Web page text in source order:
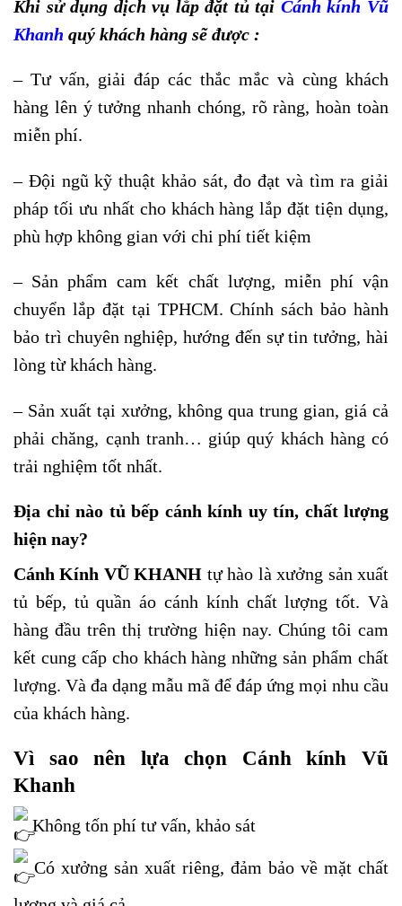
Khi sử dụng dịch vụ lắp đặt tủ tại Cánh kính Vũ
Khanh quý khách hàng sẽ được :
– Tư vấn, giải đáp các thắc mắc và cùng khách
hàng lên ý tưởng nhanh chóng, rõ ràng, hoàn toàn
miễn phí.
– Đội ngũ kỹ thuật khảo sát, đo đạt và tìm ra giải
pháp tối ưu nhất cho khách hàng lắp đặt tiện dụng,
phù hợp không gian với chi phí tiết kiệm
– Sản phẩm cam kết chất lượng, miễn phí vận
chuyển lắp đặt tại TPHCM. Chính sách bảo hành
bảo trì chuyên nghiệp, hướng đến sự tin tưởng, hài
lòng từ khách hàng.
– Sản xuất tại xưởng, không qua trung gian, giá cả
phải chăng, cạnh tranh… giúp quý khách hàng có
trải nghiệm tốt nhất.
Địa chỉ nào tủ bếp cánh kính uy tín, chất lượng
hiện nay?
Cánh Kính VŨ KHANH tự hào là xưởng sản xuất
tủ bếp, tủ quần áo cánh kính chất lượng tốt. Và
hàng đầu trên thị trường hiện nay. Chúng tôi cam
kết cung cấp cho khách hàng những sản phẩm chất
lượng. Và đa dạng mẫu mã để đáp ứng mọi nhu cầu
của khách hàng.
Vì sao nên lựa chọn Cánh kính Vũ
Khanh
Không tốn phí tư vấn, khảo sát
Có xưởng sản xuất riêng, đảm bảo về mặt chất